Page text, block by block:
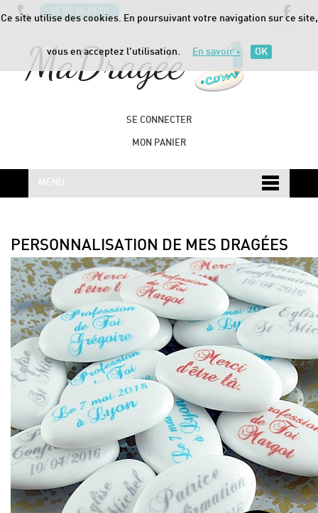
Ce site utilise des cookies. En poursuivant votre navigation sur ce site,
vous en acceptez l'utilisation. En savoir + OK
05 55 34 49 70
SE CONNECTER
MON PANIER
MENU
PERSONNALISATION DE MES DRAGÉES